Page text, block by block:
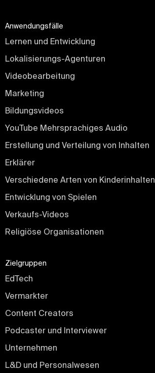
Anwendungsfälle
Lernen und Entwicklung
Lokalisierungs-Agenturen
Videobearbeitung
Marketing
Bildungsvideos
YouTube Mehrsprachiges Audio
Erstellung und Verteilung von Inhalten
Erklärer
Verschiedene Arten von Kinderinhalten
Entwicklung von Spielen
Verkaufs-Videos
Religiöse Organisationen
Zielgruppen
EdTech
Vermarkter
Content Creators
Podcaster und Interviewer
Unternehmen
L&D und Personalwesen